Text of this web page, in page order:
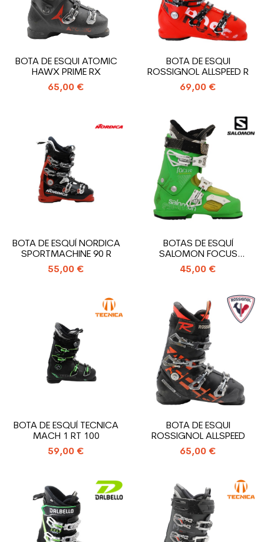
BOTA DE ESQUI ATOMIC
HAWX PRIME RX
65,00 €
BOTA DE ESQUI
ROSSIGNOL ALLSPEED R
69,00 €
BOTA DE ESQUÍ NORDICA
SPORTMACHINE 90 R
55,00 €
BOTAS DE ESQUÍ
SALOMON FOCUS
USADAS
45,00 €
BOTA DE ESQUÍ TECNICA
MACH 1 RT 100
59,00 €
BOTA DE ESQUI
ROSSIGNOL ALLSPEED
65,00 €